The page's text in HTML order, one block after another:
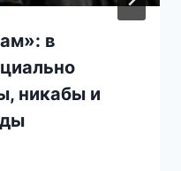
в
никабы и